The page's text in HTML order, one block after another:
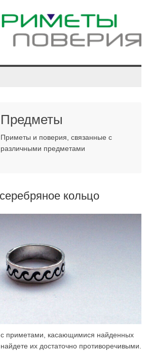
Предметы
Приметы и поверия, связанные с
различными предметами
кольцо
с приметами, касающимися найденных
их достаточно противоречивыми.